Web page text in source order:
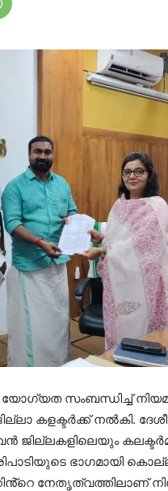
യോഗ്യത സംബന്ധിച്ച്
കളക്ടർക്ക് നൽകി.
ഭാഗമായി കൊല്ലം
നേതൃത്വത്തിലാണ്